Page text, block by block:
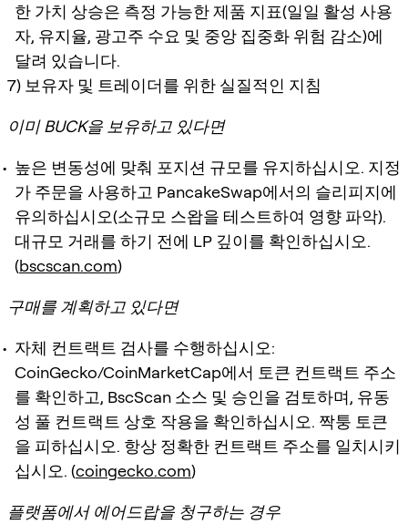
한 가치 상승은 측정 가능한 제품 지표(일일 활성 사용
자, 유지율, 광고주 수요 및 중앙 집중화 위험 감소)에
달려 있습니다.
7) 보유자 및 트레이더를 위한 실질적인 지침
이미 BUCK을 보유하고 있다면
높은 변동성에 맞춰 포지션 규모를 유지하십시오. 지정
가 주문을 사용하고 PancakeSwap에서의 슬리피지에
유의하십시오(소규모 스왑을 테스트하여 영향 파악).
대규모 거래를 하기 전에 LP 깊이를 확인하십시오.
(bscscan.com)
구매를 계획하고 있다면
자체 컨트랙트 검사를 수행하십시오:
CoinGecko/CoinMarketCap에서 토큰 컨트랙트 주소
를 확인하고, BscScan 소스 및 승인을 검토하며, 유동
성 풀 컨트랙트 상호 작용을 확인하십시오. 짝퉁 토큰
을 피하십시오. 항상 정확한 컨트랙트 주소를 일치시키
십시오. (coingecko.com)
플랫폼에서 에어드랍을 청구하는 경우